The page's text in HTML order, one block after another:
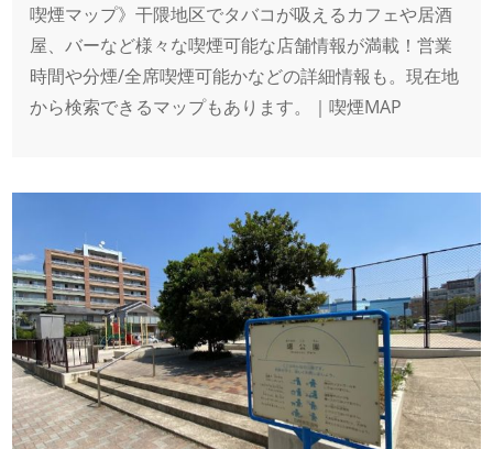
喫煙マップ》干隈地区でタバコが吸えるカフェや居酒
屋、バーなど様々な喫煙可能な店舗情報が満載！営業
時間や分煙/全席喫煙可能かなどの詳細情報も。現在地
から検索できるマップもあります。｜喫煙MAP